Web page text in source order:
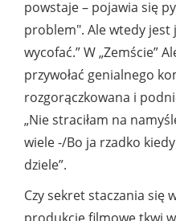
powstaje – pojawia się
problem". Ale wtedy jest
wycofać.” W „Zemście”
przywołać genialnego
rozgorączkowana i
„Nie straciłam na
wiele -/Bo ja rzadko
dziele”.
Czy sekret staczania się